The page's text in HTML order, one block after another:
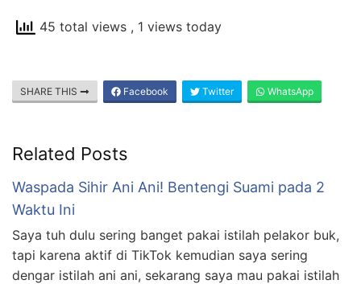
45 total views , 1 views today
SHARE THIS Facebook Twitter WhatsApp
Related Posts
Waspada Sihir Ani Ani! Bentengi Suami pada 2
Waktu Ini
Saya tuh dulu sering banget pakai istilah pelakor buk,
tapi karena aktif di TikTok kemudian saya sering
dengar istilah ani ani, sekarang saya mau pakai istilah